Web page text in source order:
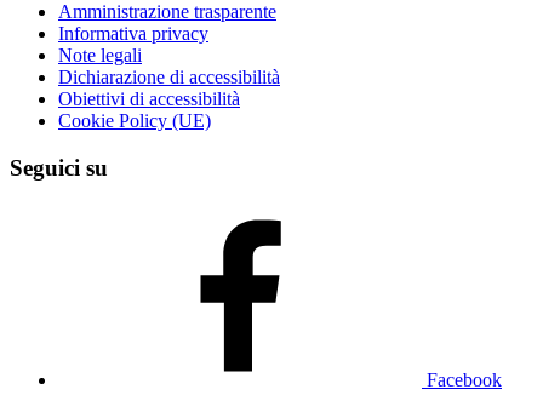
Amministrazione trasparente
Informativa privacy
Note legali
Dichiarazione di accessibilità
Obiettivi di accessibilità
Cookie Policy (UE)
Seguici su
Facebook